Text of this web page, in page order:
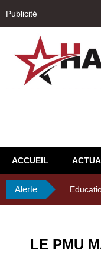
Publicité
ACCUEIL
Alerte 29ème
LE PMU